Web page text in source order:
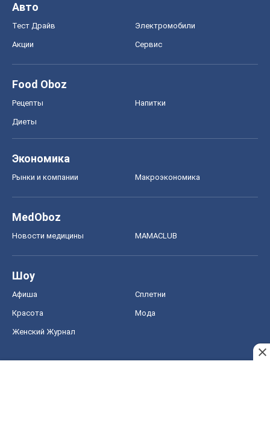
Авто
Тест Драйв Электромобили
Акции Сервис
Food Oboz
Рецепты Напитки
Диеты
Экономика
Рынки и компании Mакроэкономика
MedOboz
Новости медицины MAMACLUB
Шоу
Афиша Сплетни
Красота Мода
Женский Журнал